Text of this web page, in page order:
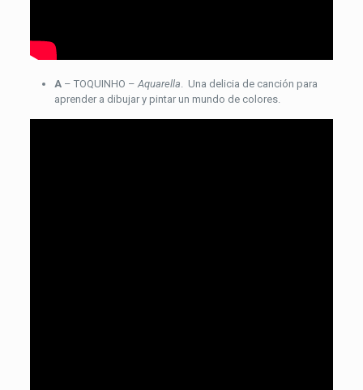
A– TOQUINHO – Aquarella . Una delicia de canción para
aprender a dibujar y pintar un mundo de colores.